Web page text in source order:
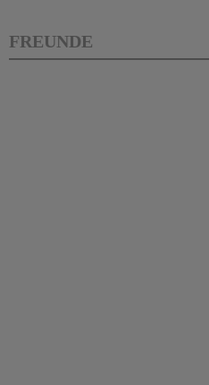
FREUNDE